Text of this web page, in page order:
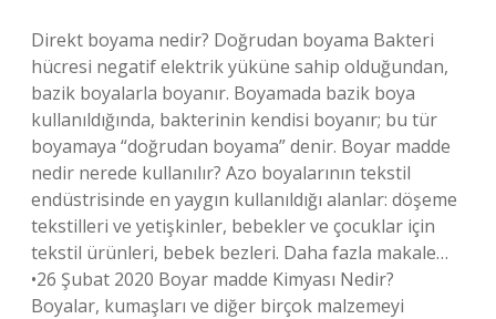
Direkt boyama nedir? Doğrudan boyama Bakteri
hücresi negatif elektrik yüküne sahip olduğundan,
bazik boyalarla boyanır. Boyamada bazik boya
kullanıldığında, bakterinin kendisi boyanır; bu tür
boyamaya “doğrudan boyama” denir. Boyar madde
nedir nerede kullanılır? Azo boyalarının tekstil
endüstrisinde en yaygın kullanıldığı alanlar: döşeme
tekstilleri ve yetişkinler, bebekler ve çocuklar için
tekstil ürünleri, bebek bezleri. Daha fazla makale…
•26 Şubat 2020 Boyar madde Kimyası Nedir?
Boyalar, kumaşları ve diğer birçok malzemeyi